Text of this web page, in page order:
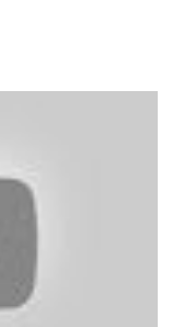
preocupações
Hilton
da América do
e posso afirmar